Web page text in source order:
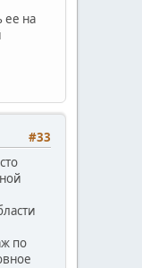
ее на
#33
по